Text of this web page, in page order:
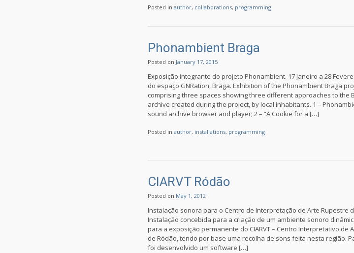
Posted in author, collaborations, programming
Phonambient Braga
Posted on January 17, 2015
Exposição integrante do projeto Phonambient. 17 Janeiro a 28
do espaço GNRation, Braga. Exhibition of the Phonambient Braga
comprising three spaces showing three different approaches to the
archive created during the project, by local inhabitants. 1 –
sound archive browser and player; 2 – “A Cookie for a […]
Posted in author, installations, programming
CIARVT Ródão
Posted on May 1, 2012
Instalação sonora para o Centro de Interpretação de Arte Rupestre
Instalação concebida para a criação de um ambiente sonoro
para a exposição permanente do CIARVT – Centro Interpretativo de
de Ródão, tendo por base uma recolha de sons feita nesta região.
foi desenvolvido um software […]